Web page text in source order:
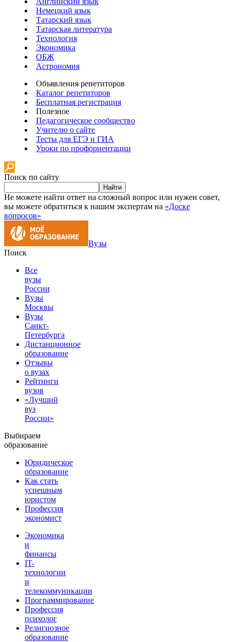
Немецкий язык
Татарский язык
Татарская литература
Технология
Экономика
ОБЖ
Астрономия
Объявления репетиторов
Каталог репетиторов
Бесплатная регистрация
Полезное
Педагогическое сообщество
Учителю о сайте
Тесты для ЕГЭ и ГИА
Уроки по профориентации
Поиск по сайту
Найти
Не можете найти ответ на сложный вопрос или нужен совет,
вы можете обратиться к нашим экспертам на «Доске
вопросов»
Вузы
Поиск
Все
вузы
России
Вузы
Москвы
Вузы
Санкт-
Петербурга
Дистанционное
образование
Отзывы
о вузах
Рейтинги
вузов
«Лучший
вуз
России»
Выбираем
образование
Юридическое
образование
Как стать
успешным
юристом
Профессия
экономист
Экономика
и
финансы
IT-
технологии
и
телекоммуникации
Программирование
Профессия
психолог
Религиозное
образование